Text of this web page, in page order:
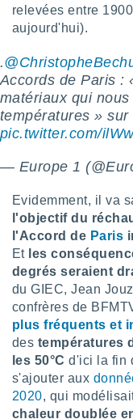
pas
de
vous
cas,
que
la
sur le
et que
ne
relevées entre
aujourd'hui).
.
Accords de Paris :
matériaux qui
températures » sur
pic.twitter.com/
— Europe 1
Evidemment, il va
l'objectif du
l'Accord de Paris
Et les
degrés seraient
du GIEC, Jean
confrères de
plus fréquents et
des températures
les 50°C d'ici la fin
s'ajouter aux
2020, qui
chaleur doublée